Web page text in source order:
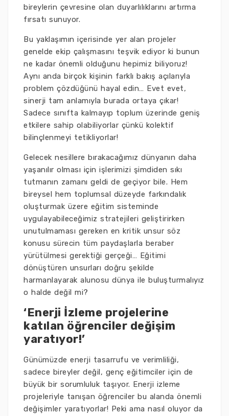
bireylerin çevresine olan duyarlılıklarını artırma
fırsatı sunuyor.
Bu yaklaşımın içerisinde yer alan projeler
genelde ekip çalışmasını teşvik ediyor ki bunun
ne kadar önemli olduğunu hepimiz biliyoruz!
Aynı anda birçok kişinin farklı bakış açılarıyla
problem çözdüğünü hayal edin… Evet evet,
sinerji tam anlamıyla burada ortaya çıkar!
Sadece sınıfta kalmayıp toplum üzerinde geniş
etkilere sahip olabiliyorlar çünkü kolektif
bilinçlenmeyi tetikliyorlar!
Gelecek nesillere bırakacağımız dünyanın daha
yaşanılır olması için işlerimizi şimdiden sıkı
tutmanın zamanı geldi de geçiyor bile. Hem
bireysel hem toplumsal düzeyde farkındalık
oluşturmak üzere eğitim sisteminde
uygulayabileceğimiz stratejileri geliştirirken
unutulmaması gereken en kritik unsur söz
konusu sürecin tüm paydaşlarla beraber
yürütülmesi gerektiği gerçeği… Eğitimi
dönüştüren unsurları doğru şekilde
harmanlayarak alunosu dünya ile buluşturmalıyız
o halde değil mi?
‘Enerji İzleme projelerine
katılan öğrenciler değişim
yaratıyor!’
Günümüzde enerji tasarrufu ve verimliliği,
sadece bireyler değil, genç eğitimciler için de
büyük bir sorumluluk taşıyor. Enerji izleme
projeleriyle tanışan öğrenciler bu alanda önemli
değişimler yaratıyorlar! Peki ama nasıl oluyor da